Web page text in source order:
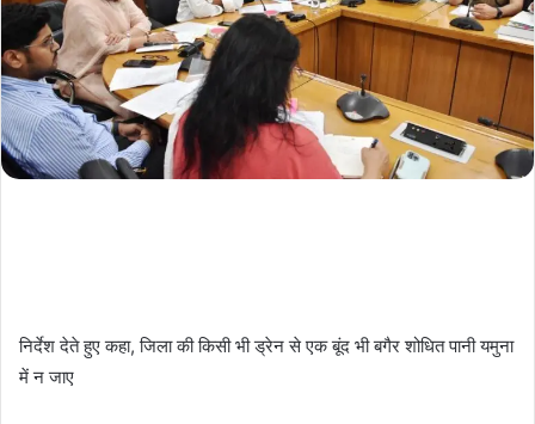
निर्देश देते हुए कहा, जिला की किसी भी ड्रेन से एक बूंद भी बगैर शोधित पानी यमुना
में न जाए